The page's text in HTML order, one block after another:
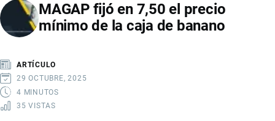
MINA
DE
IMPULSARÁ
LA
ECONOMÍA
MAGAP fijó en 7,50 el precio
mínimo de la caja de banano
ARTÍCULO
29 OCTUBRE, 2025
4 MINUTOS
35 VISTAS